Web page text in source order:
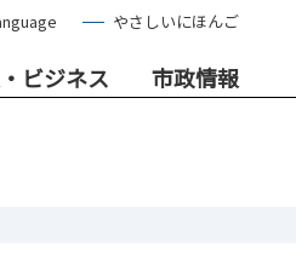
やさしいにほんご
ビジネス 市政情報